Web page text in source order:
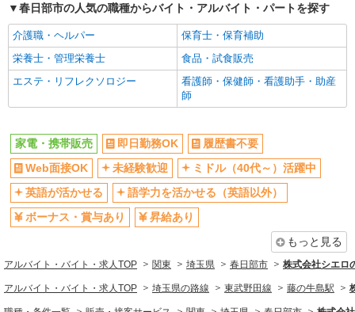
ピアスOK
車通勤OK
バイク通勤OK
交通費支給
社会保険あり
入社祝い金あり
各種手当（家族・役職・インセン
制服貸与
同じ職種から求人を探す
販売・接客サービス
家電・携帯販売
同じ特徴から求人を探す
ミドル（40代～）活躍中
春日部市の人気の職種からバイト・アルバイト・パートを探す
介護職・ヘルパー
保育士・保育補助
栄養士・管理栄養士
食品・試食販売
エステ・リフレクソロジー
看護師・保健師・看護助手・助産
師
家電・携帯販売 即日勤務OK
履歴書不要
Web面接OK
未経験歓迎
ミドル（40代～）活躍中
英語が活かせる
語学力を活かせる（英語以外）
ボーナス・賞与あり
昇給あり
もっと見る
アルバイト・バイト・求人TOP 関東 埼玉県 春日部市 株式会社シエロ
アルバイト・バイト・求人TOP 埼玉県の路線 東武野田線 藤の牛島駅